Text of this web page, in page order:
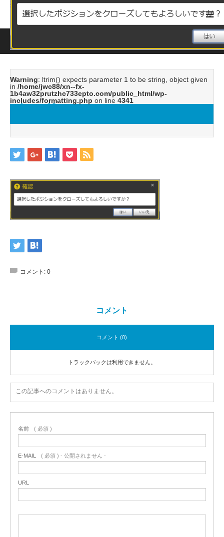
Warning: ltrim() expects parameter 1 to be string, object given
in /home/jwc88/xn--fx-
1b4aw32prutzhc733epto.com/public_html/wp-
includes/formatting.php on line 4341
image12
コメント: 0
コメント
コメント (0)
トラックバックは利用できません。
この記事へのコメントはありません。
名前 ( 必須 )
E-MAIL ( 必須 ) - 公開されません -
URL